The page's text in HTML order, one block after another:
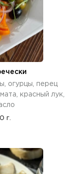
огурцы, перец
красный лук,
г.